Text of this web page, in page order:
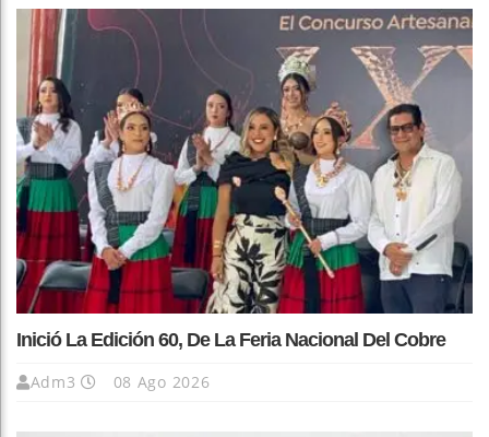
Inició La Edición 60, De La Feria Nacional Del Cobre
Adm3 08 Ago 2026